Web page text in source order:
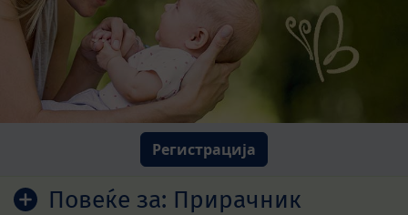
Регистрација
Повеќе за: Прирачник